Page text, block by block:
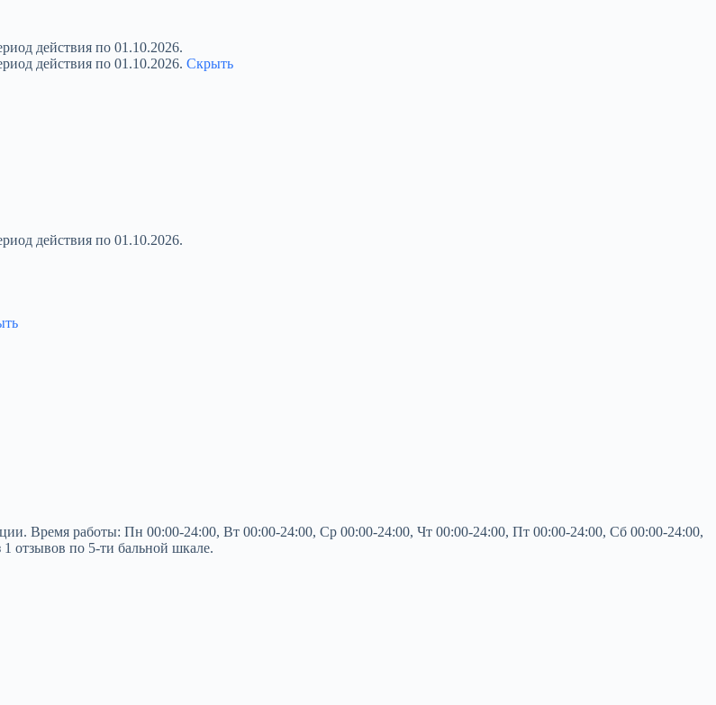
действия по 01.10.2026.
действия по 01.10.2026. Скрыть
действия по 01.10.2026.
Время работы: Пн 00:00-24:00, Вт 00:00-24:00, Ср 00:00-24:00, Чт 00:00-24:00, Пт 00:00-24:00, Сб 00:00-24:00,
1 отзывов по 5-ти бальной шкале.